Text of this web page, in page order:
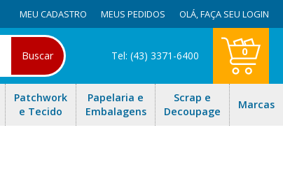
MEU CADASTRO MEUS PEDIDOS OLÁ,FAÇA SEU LOGIN
Buscar Tel: (43) 3371-6400 0
Patchwork
e Tecido
Papelaria e
Embalagens
Scrap e
Decoupage
Marcas